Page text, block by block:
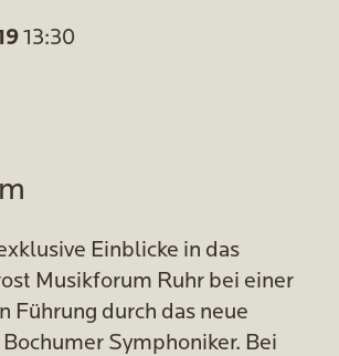
13:30
Einblicke in das
Musikforum Ruhr bei einer
Führung durch das neue
Symphoniker. Bei